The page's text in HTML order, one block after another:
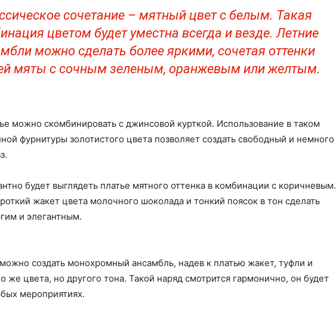
сочетание – мятный цвет с белым. Такая
цветом будет уместна всегда и везде. Летние
можно сделать более яркими, сочетая оттенки
мяты с сочным зеленым, оранжевым или желтым.
можно скомбинировать с джинсовой курткой. Использование в таком
фурнитуры золотистого цвета позволяет создать свободный и немного
будет выглядеть платье мятного оттенка в комбинации с коричневым.
жакет цвета молочного шоколада и тонкий поясок в тон сделать
и элегантным.
создать монохромный ансамбль, надев к платью жакет, туфли и
же цвета, но другого тона. Такой наряд смотрится гармонично, он будет
мероприятиях.